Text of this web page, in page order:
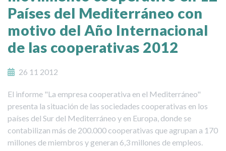
Países del Mediterráneo con
motivo del Año Internacional
de las cooperativas 2012
26 11 2012
El informe "La empresa cooperativa en el Mediterráneo"
presenta la situación de las sociedades cooperativas en los
países del Sur del Mediterráneo y en Europa, donde se
contabilizan más de 200.000 cooperativas que agrupan a 170
millones de miembros y generan 6,3 millones de empleos.